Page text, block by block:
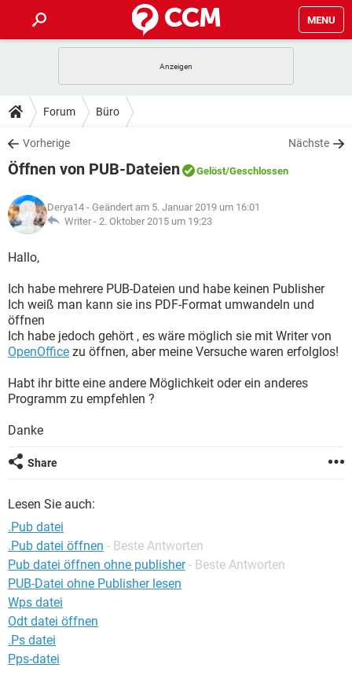
MENU
ANDROID
WINDOWS 10
WHATSAPP TIKTOK
FACEBOOK
TIPPS & TRICKS
SPIELE
WHATSAPP TIKTOK
FACEBOOK
DOWNLOADS
SPIELE STREAMING
ANDROID
WINDOWS 10 INSTAGRAM
WHATSAPP
SPIELE STREAMING
ANDROID
WINDOWS 10
WHATSAPP TIKTOK
FACEBOOK
LEXIKON
SPIELE
WINDOWS 10 INSTAGRAM
WHATSAPP TIKTOK
FACEBOOK HARDWARE
Forum Büro
Vorherige Nächste
Öffnen von PUB-Dateien Gelöst/Geschlossen
Derya14 - Geändert am 5. Januar 2019 um 16:01
Writer - 2. Oktober 2015 um 19:23
Hallo,
Ich habe mehrere PUB-Dateien und habe keinen Publisher
Ich weiß man kann sie ins PDF-Format umwandeln und
öffnen
Ich habe jedoch gehört , es wäre möglich sie mit Writer von
OpenOffice zu öffnen, aber meine Versuche waren erfolglos!
Habt ihr bitte eine andere Möglichkeit oder ein anderes
Programm zu empfehlen ?
Danke
Share
Lesen Sie auch:
.Pub datei
.Pub datei öffnen - Beste Antworten
Pub datei öffnen ohne publisher - Beste Antworten
PUB-Datei ohne Publisher lesen
Wps datei
Odt datei öffnen
.Ps datei
Pps-datei